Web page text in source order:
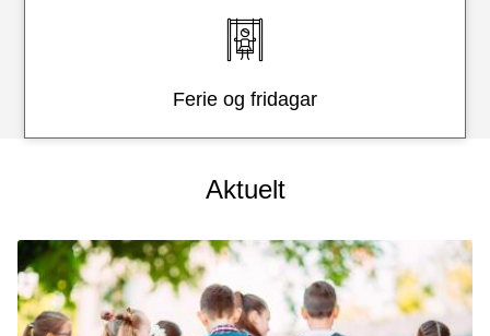
Ferie og fridagar
Aktuelt